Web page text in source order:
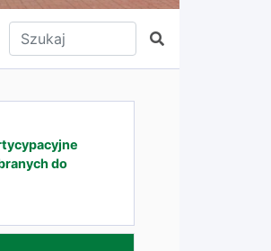
Wpisz tekst do wyszukania
Szukaj
do